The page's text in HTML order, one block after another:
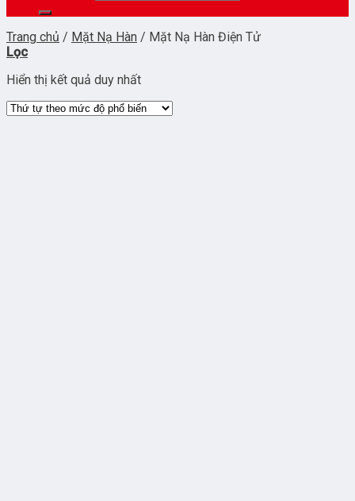
Trang chủ / Mặt Nạ Hàn / Mặt Nạ Hàn Điện Tử
Lọc
Hiển thị kết quả duy nhất